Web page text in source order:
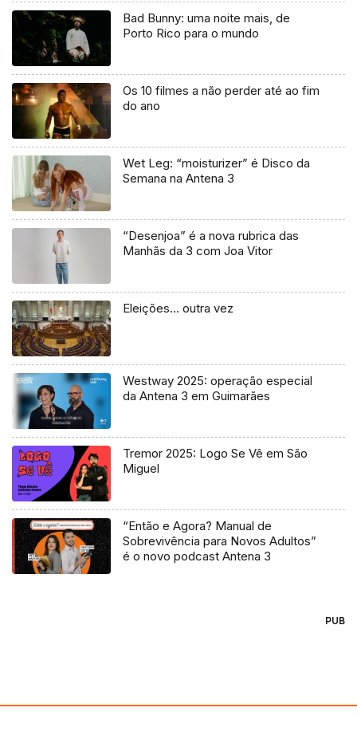
Bad Bunny: uma noite mais, de
Porto Rico para o mundo
Os 10 filmes a não perder até ao fim
do ano
Wet Leg: “moisturizer” é Disco da
Semana na Antena 3
“Desenjoa” é a nova rubrica das
Manhãs da 3 com Joa Vitor
Eleições… outra vez
Westway 2025: operação especial
da Antena 3 em Guimarães
Tremor 2025: Logo Se Vê em São
Miguel
“Então e Agora? Manual de
Sobrevivência para Novos Adultos”
é o novo podcast Antena 3
PUB